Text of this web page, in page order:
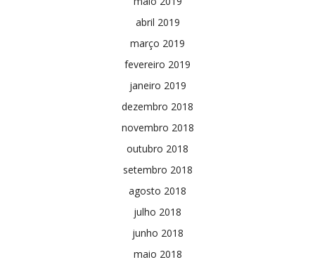
abril 2019
março 2019
fevereiro 2019
janeiro 2019
dezembro 2018
novembro 2018
outubro 2018
setembro 2018
agosto 2018
julho 2018
junho 2018
maio 2018